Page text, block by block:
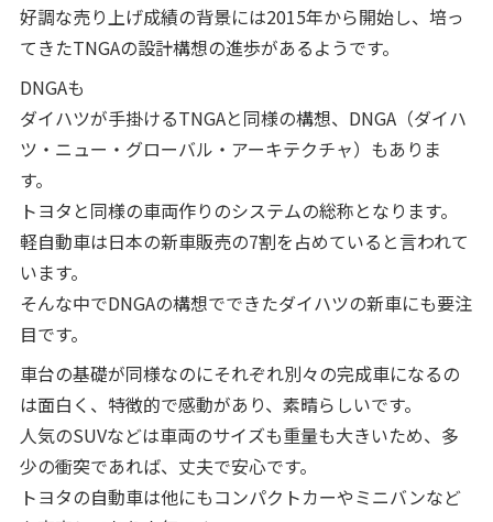
好調な売り上げ成績の背景には2015年から開始し、培っ
てきたTNGAの設計構想の進歩があるようです。
DNGAも
ダイハツが手掛けるTNGAと同様の構想、DNGA（ダイハ
ツ・ニュー・グローバル・アーキテクチャ）もありま
す。
トヨタと同様の車両作りのシステムの総称となります。
軽自動車は日本の新車販売の7割を占めていると言われて
います。
そんな中でDNGAの構想でできたダイハツの新車にも要注
目です。
車台の基礎が同様なのにそれぞれ別々の完成車になるの
は面白く、特徴的で感動があり、素晴らしいです。
人気のSUVなどは車両のサイズも重量も大きいため、多
少の衝突であれば、丈夫で安心です。
トヨタの自動車は他にもコンパクトカーやミニバンなど